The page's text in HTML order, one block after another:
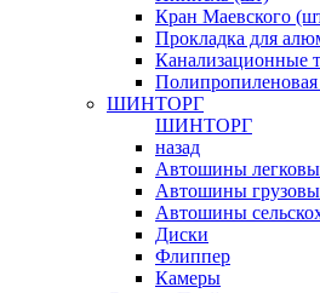
Кран Маевского
Прокладка для
Канализационные
ШИНТОРГ
ШИНТОРГ
назад
Автошины
Автошины
Автошины
Диски
Флиппер
Камеры